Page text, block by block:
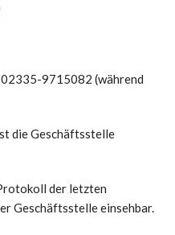
9715082 (während
die Geschäftsstelle
der letzten
Geschäftsstelle einsehbar.